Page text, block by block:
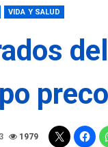
VIDA Y SALUD
1979